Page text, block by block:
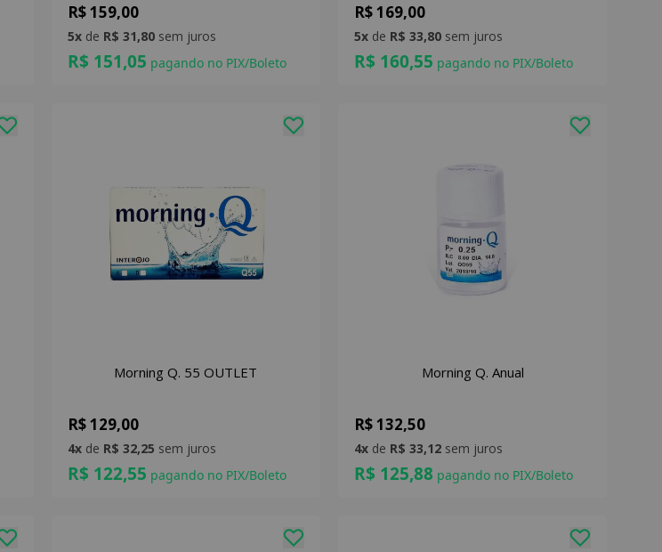
R$ 159,00
5xde R$ 31,80sem juros
R$ 151,05 pagando no PIX/Boleto
R$ 169,00
5xde R$ 33,80sem juros
R$ 160,55 pagando no PIX/Boleto
Morning Q. 55 OUTLET
R$ 129,00
4xde R$ 32,25 sem juros
R$ 122,55 pagando no PIX/Boleto
Morning Q. Anual
R$ 132,50
4xde R$ 33,12sem juros
R$ 125,88 pagando no PIX/Boleto